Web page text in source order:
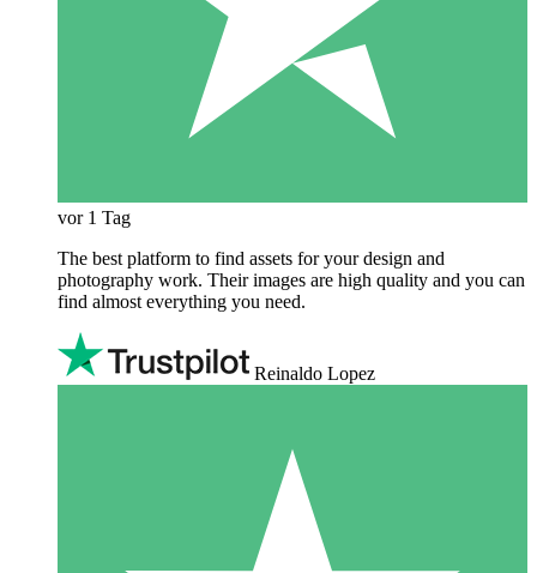
vor 1 Tag
The best platform to find assets for your design and
photography work. Their images are high quality and you can
find almost everything you need.
Reinaldo Lopez